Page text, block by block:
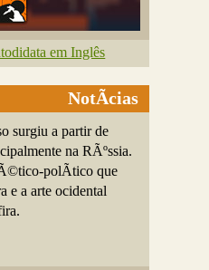
em Inglês
NotÃ­cias
surgiu a partir de
na RÃºssia.
polÃ­tico que
e a arte ocidental